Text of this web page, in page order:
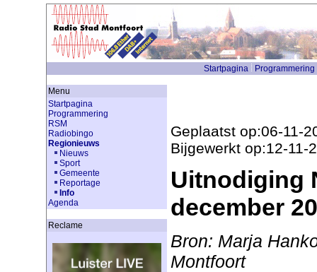
Startpagina Programmering
Menu
Startpagina
Programmering
RSM
Radiobingo
Regionieuws
Nieuws
Sport
Gemeente
Reportage
Info
Agenda
Reclame
Geplaatst op:06-11-
Bijgewerkt op:12-11-
Uitnodiging
december
Bron: Marja
Montfoort